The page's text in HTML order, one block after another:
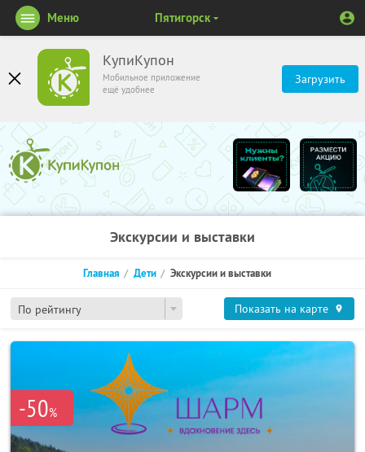
КупиКупон
Мобильное приложение
ещё удобнее
Загрузить
Меню Пятигорск
Экскурсии и выставки
По рейтингу
Главная Дети Экскурсии и выставки
Показать на карте
-50%